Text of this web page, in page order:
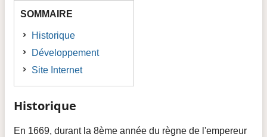
SOMMAIRE
Historique
Développement
Site Internet
Historique
En 1669, durant la 8ème année du règne de l'empereur